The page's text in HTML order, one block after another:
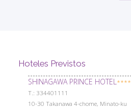
Hoteles Previstos
SHINAGAWA PRINCE HOTEL****
Т.: 334401111
10-30 Takanawa 4-chome, Minato-ku